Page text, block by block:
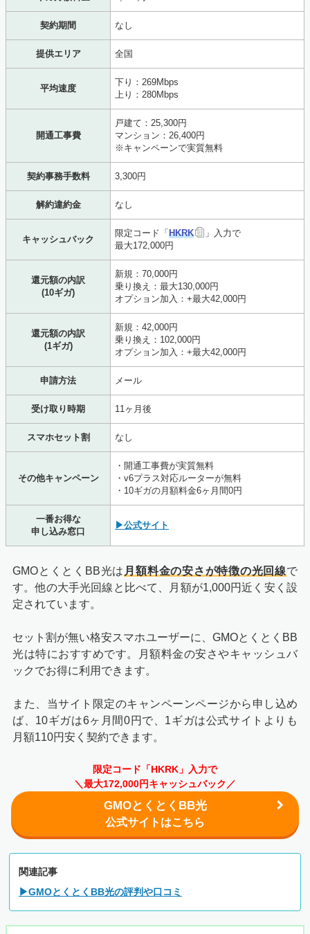
契約期間 なし
提供エリア 全国
平均速度
下り：269Mbps
上り：280Mbps
開通工事費
戸建て：25,300円
マンション：26,400円
※キャンペーンで実質無料
契約事務手数料 3,300円
解約違約金 なし
キャッシュバック
限定コード「 HKRK
」入力で
最大172,000円
還元額の内訳
(10ギガ)
新規：70,000円
乗り換え：最大130,000円
オプション加入：+最大42,000円
還元額の内訳
(1ギガ)
新規：42,000円
乗り換え：102,000円
オプション加入：+最大42,000円
申請方法 メール
受け取り時期 11ヶ月後
スマホセット割 なし
その他キャンペーン
・開通工事費が実質無料
・v6プラス対応ルーターが無料
・10ギガの月額料金6ヶ月間0円
一番お得な
申し込み窓口
▶公式サイト
GMOとくとくBB光は 月額料金の安さが特徴の光回線で
す。他の大手光回線と比べて、月額が1,000円近く安く設
定されています。
セット割が無い格安スマホユーザーに、GMOとくとくBB
光は特におすすめです。月額料金の安さやキャッシュバ
ックでお得に利用できます。
また、当サイト限定のキャンペーンページから申し込め
ば、10ギガは6ヶ月間0円で、1ギガは公式サイトよりも
月額110円安く契約できます。
限定コード「HKRK」入力で
＼最大172,000円キャッシュバック／
GMOとくとくBB光
公式サイトはこちら
関連記事
▶GMOとくとくBB光の評判や口コミ